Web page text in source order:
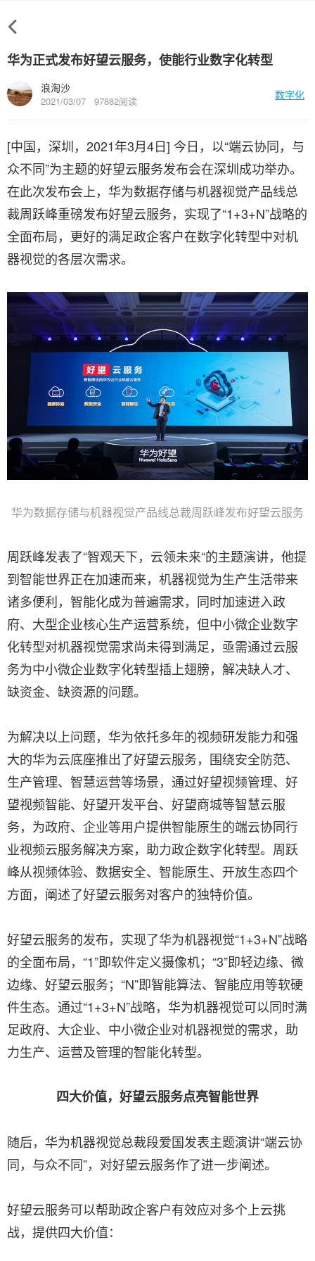
华为正式发布好望云服务，使能行业数字化转型
数字化
浪淘沙
2021/03/07 97882阅读
[中国，深圳，2021年3月4日] 今日，以“端云协同，与
众不同”为主题的好望云服务发布会在深圳成功举办。
在此次发布会上，华为数据存储与机器视觉产品线总
裁周跃峰重磅发布好望云服务，实现了“1+3+N”战略的
全面布局，更好的满足政企客户在数字化转型中对机
器视觉的各层次需求。
华为数据存储与机器视觉产品线总裁周跃峰发布好望云服务
周跃峰发表了“智观天下，云领未来“的主题演讲，他提
到智能世界正在加速而来，机器视觉为生产生活带来
诸多便利，智能化成为普遍需求，同时加速进入政
府、大型企业核心生产运营系统，但中小微企业数字
化转型对机器视觉需求尚未得到满足，亟需通过云服
务为中小微企业数字化转型插上翅膀，解决缺人才、
缺资金、缺资源的问题。
为解决以上问题，华为依托多年的视频研发能力和强
大的华为云底座推出了好望云服务，围绕安全防范、
生产管理、智慧运营等场景，通过好望视频管理、好
望视频智能、好望开发平台、好望商城等智慧云服
务，为政府、企业等用户提供智能原生的端云协同行
业视频云服务解决方案，助力政企数字化转型。周跃
峰从视频体验、数据安全、智能原生、开放生态四个
方面，阐述了好望云服务对客户的独特价值。
好望云服务的发布，实现了华为机器视觉“1+3+N”战略
的全面布局，“1”即软件定义摄像机；“3”即轻边缘、微
边缘、好望云服务；“N”即智能算法、智能应用等软硬
件生态。通过“1+3+N”战略，华为机器视觉可以同时满
足政府、大企业、中小微企业对机器视觉的需求，助
力生产、运营及管理的智能化转型。
四大价值，好望云服务点亮智能世界
随后，华为机器视觉总裁段爱国发表主题演讲“端云协
同，与众不同”，对好望云服务作了进一步阐述。
好望云服务可以帮助政企客户有效应对多个上云挑
战，提供四大价值：